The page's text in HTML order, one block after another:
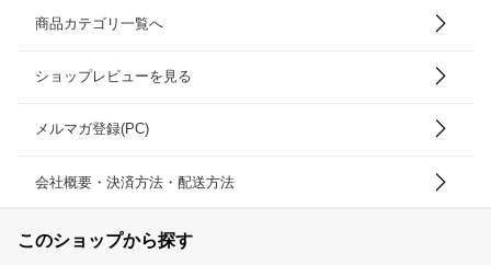
商品カテゴリ一覧へ
ショップレビューを見る
メルマガ登録(PC)
会社概要・決済方法・配送方法
このショップから探す